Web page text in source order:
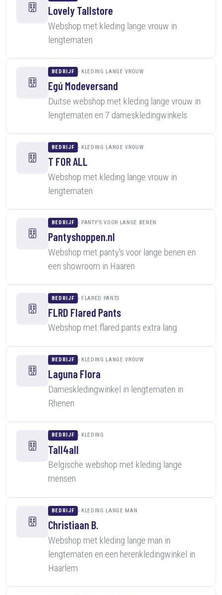
Lovely Tallstore
Webshop met kleding lange vrouw in
lengtematen
BEDRIJF KLEDING LANGE VROUW
Egú Modeversand
Duitse webshop met kleding lange vrouw in
lengtematen en 7 dameskledingwinkels
BEDRIJF KLEDING LANGE VROUW
T FOR ALL
Webshop met kleding lange vrouw in
lengtematen
BEDRIJF PANTY'S VOOR LANGE BENEN
Pantyshoppen.nl
Webshop met panty's voor lange benen en
een showroom in Haaren
BEDRIJF FLARED PANTS
FLRD Flared Pants
Webshop met flared pants extra lang
BEDRIJF KLEDING LANGE VROUW
Laguna Flora
Dameskledingwinkel in lengtematen in
Rhenen
BEDRIJF KLEDING
Tall4all
Belgische webshop met kleding lange
mensen
BEDRIJF KLEDING LANGE MAN
Christiaan B.
Webshop met kleding lange man in
lengtematen en een herenkledingwinkel in
Haarlem